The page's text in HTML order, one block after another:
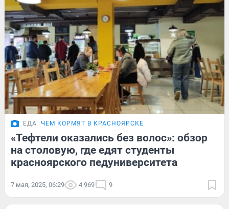
ЕДА ЧЕМ КОРМЯТ В КРАСНОЯРСКЕ
«Тефтели оказались без волос»: обзор
на столовую, где едят студенты
красноярского педуниверситета
7 мая, 2025, 06:29 4 969 9